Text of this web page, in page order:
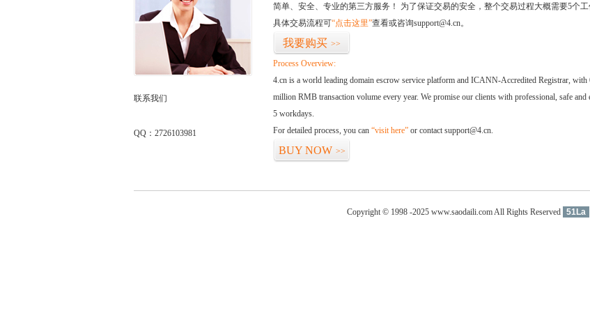
联系我们
QQ：2726103981
简单、安全、专业的第三方服务！ 为了保证交易的安全，整个交易过程大概需要5个工
具体交易流程可“点击这里”查看或咨询support@4.cn。
我要购买 >>
Process Overview:
4.cn is a world leading domain escrow service platform and ICANN-Accredited Registrar, with
million RMB transaction volume every year. We promise our clients with professional, safe
5 workdays.
For detailed process, you can “visit here” or contact support@4.cn.
BUY NOW >>
Copyright © 1998 -2025 www.saodaili.com All Rights Reserved 51La